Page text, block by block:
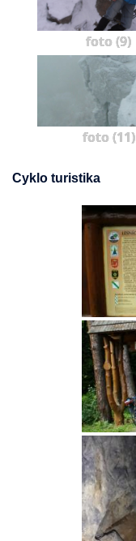
foto (9)
foto (11)
Cyklo turistika